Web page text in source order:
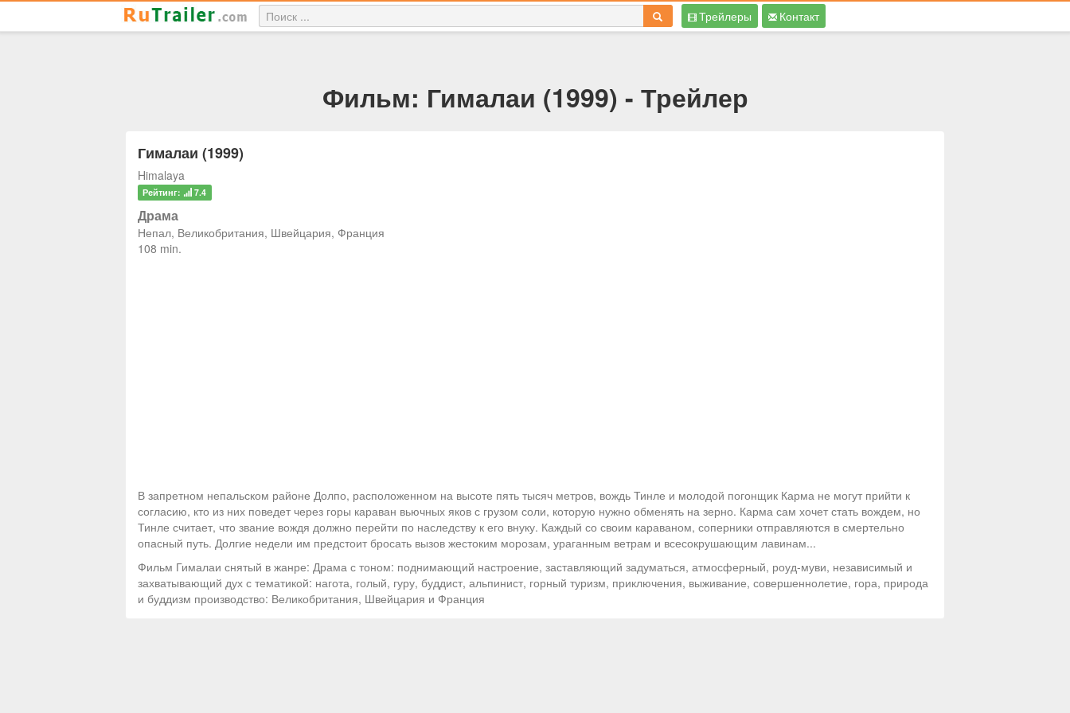
Трейлеры Контакт
Фильм: Гималаи (1999) - Трейлер
Гималаи (1999)
Himalaya
Рейтинг: 7.4
Драма
Непал, Великобритания, Швейцария, Франция
108 min.
В запретном непальском районе Долпо, расположенном на высоте пять тысяч метров, вождь Тинле и молодой погонщик Карма не могут прийти к
согласию, кто из них поведет через горы караван вьючных яков с грузом соли, которую нужно обменять на зерно. Карма сам хочет стать вождем, но
Тинле считает, что звание вождя должно перейти по наследству к его внуку. Каждый со своим караваном, соперники отправляются в смертельно
опасный путь. Долгие недели им предстоит бросать вызов жестоким морозам, ураганным ветрам и всесокрушающим лавинам...
Фильм Гималаи снятый в жанре: Драма с тоном: поднимающий настроение, заставляющий задуматься, атмосферный, роуд-муви, независимый и
захватывающий дух с тематикой: нагота, голый, гуру, буддист, альпинист, горный туризм, приключения, выживание, совершеннолетие, гора, природа
и буддизм производство: Великобритания, Швейцария и Франция